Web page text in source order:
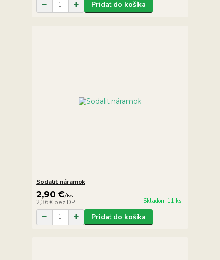
Pridať do košíka
Sodalit náramok
2,90 €/ks
2,36 € bez DPH Skladom 11 ks
Pridať do košíka